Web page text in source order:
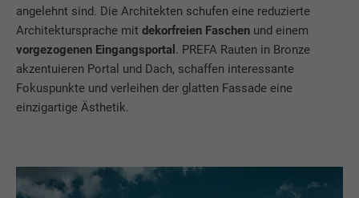
angelehnt sind. Die Architekten schufen eine reduzierte
Architektursprache mitdekorfreien Faschen und einem
vorgezogenen Eingangsportal . PREFA Rauten in Bronze
akzentuieren Portal und Dach, schaffen interessante
Fokuspunkte und verleihen der glatten Fassade eine
einzigartige Ästhetik.